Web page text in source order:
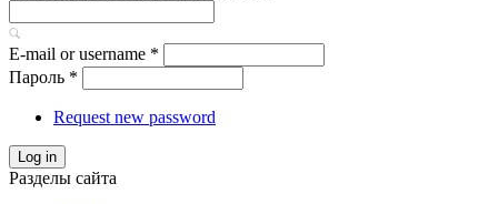
E-mail or username *
Пароль *
Request new password
Log in
Разделы сайта